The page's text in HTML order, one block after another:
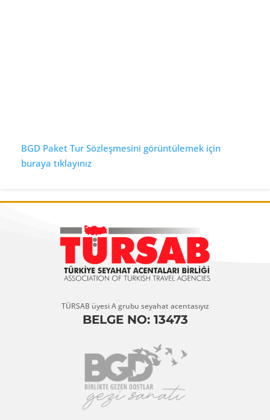
BGD Paket Tur Sözleşmesini görüntülemek için
buraya tıklayınız
TÜRSAB üyesi A grubu seyahat acentasıyız
BELGE NO: 13473